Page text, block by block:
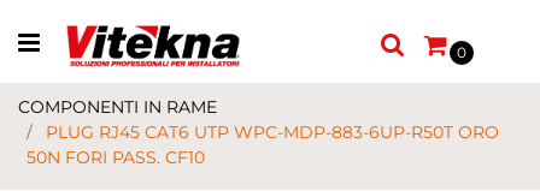
Open menu
0
COMPONENTI IN RAME
PLUG RJ45 CAT6 UTP WPC-MDP-883-6UP-R50T ORO
50N FORI PASS. CF10